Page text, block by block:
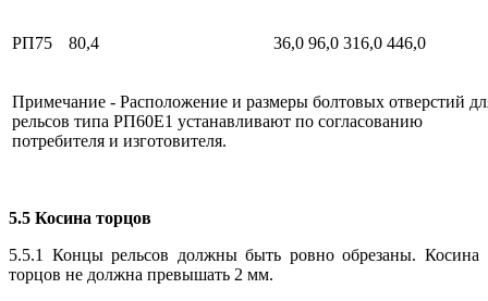
РП75 80,4 36,0 96,0 316,0 446,0
Примечание - Расположение и размеры болтовых отверстий
рельсов типа РП60Е1 устанавливают по согласованию
потребителя и изготовителя.
5.5 Косина торцов
5.5.1 Концы рельсов должны быть ровно обрезаны. Косина
торцов не должна превышать 2 мм.